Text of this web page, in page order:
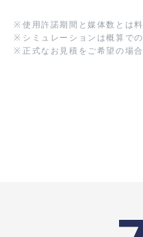
※ 使用許諾期間と媒体数とは
※ シミュレーションは概算で
※ 正式なお見積をご希望の場